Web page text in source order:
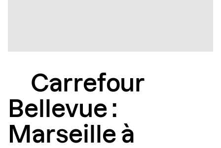
Carrefour
Bellevue :
Marseille à